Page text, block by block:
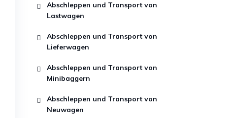
Abschleppen und Transport von
Lastwagen
Abschleppen und Transport von
Lieferwagen
Abschleppen und Transport von
Minibaggern
Abschleppen und Transport von
Neuwagen